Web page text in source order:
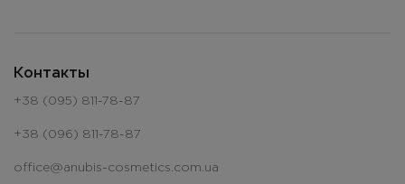
Контакты
+38 (095) 811-78-87
+38 (096) 811-78-87
office@anubis-cosmetics.com.ua